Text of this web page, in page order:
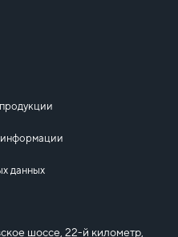
данных
шоссе, 22-й километр,